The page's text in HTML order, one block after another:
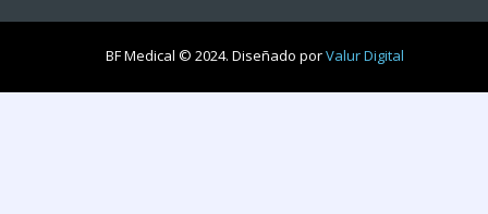
BF Medical © 2024. Diseñado porValur Digital